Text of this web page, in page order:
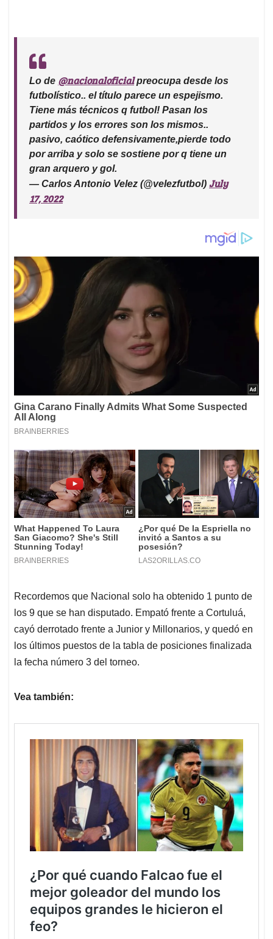
Lo de @nacionaloficialpreocupa desde los
futbolístico.. el título parece un espejismo.
Tiene más técnicos q futbol! Pasan los
partidos y los errores son los mismos..
pasivo, caótico defensivamente,pierde todo
por arriba y solo se sostiene por q tiene un
gran arquero y gol.
— Carlos Antonio Velez (@velezfutbol) July
17, 2022
Recordemos que Nacional solo ha obtenido 1 punto de
los 9 que se han disputado. Empató frente a Cortuluá,
cayó derrotado frente a Junior y Millonarios, y quedó en
los últimos puestos de la tabla de posiciones finalizada
la fecha número 3 del torneo.
Vea también: